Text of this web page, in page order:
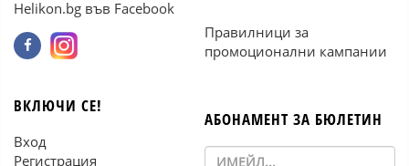
Helikon.bg във Facebook
Правилници за
промоционални кампании
ВКЛЮЧИ СЕ!
Вход
Регистрация
АБОНАМЕНТ ЗА БЮЛЕТИН